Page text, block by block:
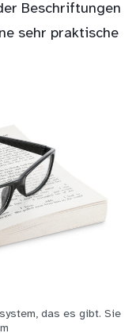
Beschriftungen
sehr praktische
das es gibt. Sie